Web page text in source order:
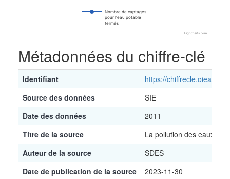
Nombre de captages
pour l'eau potable
fermés
Highcharts.com
Métadonnées du chiffre-clé
Identifiant
https://chiffrecle.oieau.fr/
Source des données
SIE
Date des données
2011
Titre de la source
La pollution des eaux
Auteur de la source
SDES
Date de publication de la source
2023-11-30